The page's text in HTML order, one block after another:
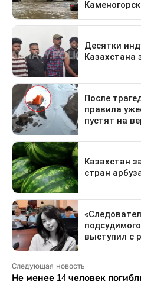
Следующая новость
Не менее 14 человек